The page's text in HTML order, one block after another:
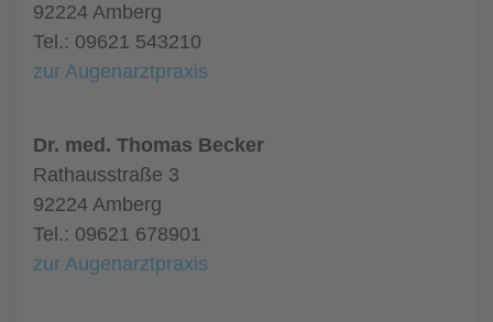
92224 Amberg
Tel.: 09621 543210
zur Augenarztpraxis
Dr. med. Thomas Becker
Rathausstraße 3
92224 Amberg
Tel.: 09621 678901
zur Augenarztpraxis